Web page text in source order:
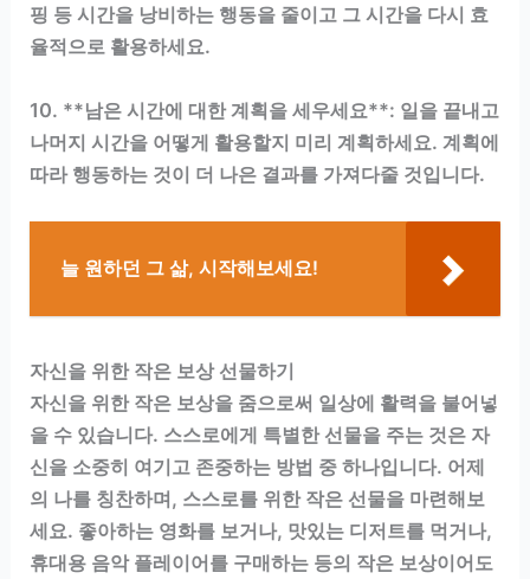
핑 등 시간을 낭비하는 행동을 줄이고 그 시간을 다시 효
율적으로 활용하세요.
10. **남은 시간에 대한 계획을 세우세요**: 일을 끝내고
나머지 시간을 어떻게 활용할지 미리 계획하세요. 계획에
따라 행동하는 것이 더 나은 결과를 가져다줄 것입니다.
늘 원하던 그 삶, 시작해보세요!
자신을 위한 작은 보상 선물하기
자신을 위한 작은 보상을 줌으로써 일상에 활력을 불어넣
을 수 있습니다. 스스로에게 특별한 선물을 주는 것은 자
신을 소중히 여기고 존중하는 방법 중 하나입니다. 어제
의 나를 칭찬하며, 스스로를 위한 작은 선물을 마련해보
세요. 좋아하는 영화를 보거나, 맛있는 디저트를 먹거나,
휴대용 음악 플레이어를 구매하는 등의 작은 보상이어도